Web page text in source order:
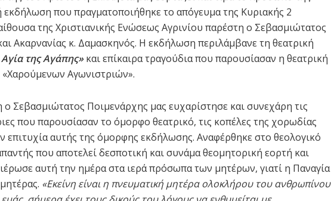
εκδήλωση που πραγματοποιήθηκε το απόγευμα της Κυριακής 2
της Χριστιανικής Ενώσεως Αγρινίου παρέστη ο Σεβασμιώτατος
Ακαρνανίας κ. Δαμασκηνός. Η εκδήλωση περιλάμβανε τη θεατρική
της Αγάπης»και επίκαιρα τραγούδια που παρουσίασαν η θεατρική
Αγωνιστριών».
Σεβασμιώτατος Ποιμενάρχης μας ευχαρίστησε και συνεχάρη τις
που παρουσίασαν το όμορφο θεατρικό, τις κοπέλες της χορωδίας
επιτυχία αυτής της όμορφης εκδήλωσης. Αναφέρθηκε στο θεολογικό
που αποτελεί δεσποτική και συνάμα θεομητορική εορτή και
αυτή την ημέρα στα ιερά πρόσωπα των μητέρων, γιατί η Παναγία
«Εκείνη είναι η πνευματική μητέρα ολοκλήρου του ανθρωπίνου